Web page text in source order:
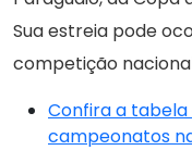
Sua estreia pode
competição
Confira a tabela
campeonatos